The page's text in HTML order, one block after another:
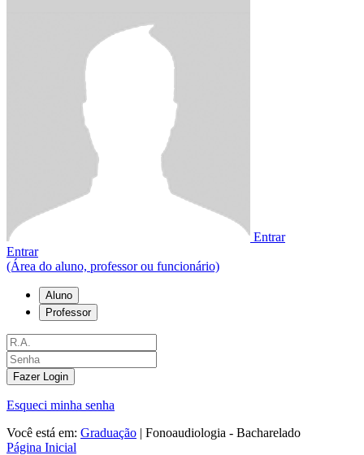
Entrar
Entrar
(Área do aluno, professor ou funcionário)
Aluno
Professor
Fazer Login
Esqueci minha senha
Você está em: Graduação | Fonoaudiologia - Bacharelado
Página Inicial